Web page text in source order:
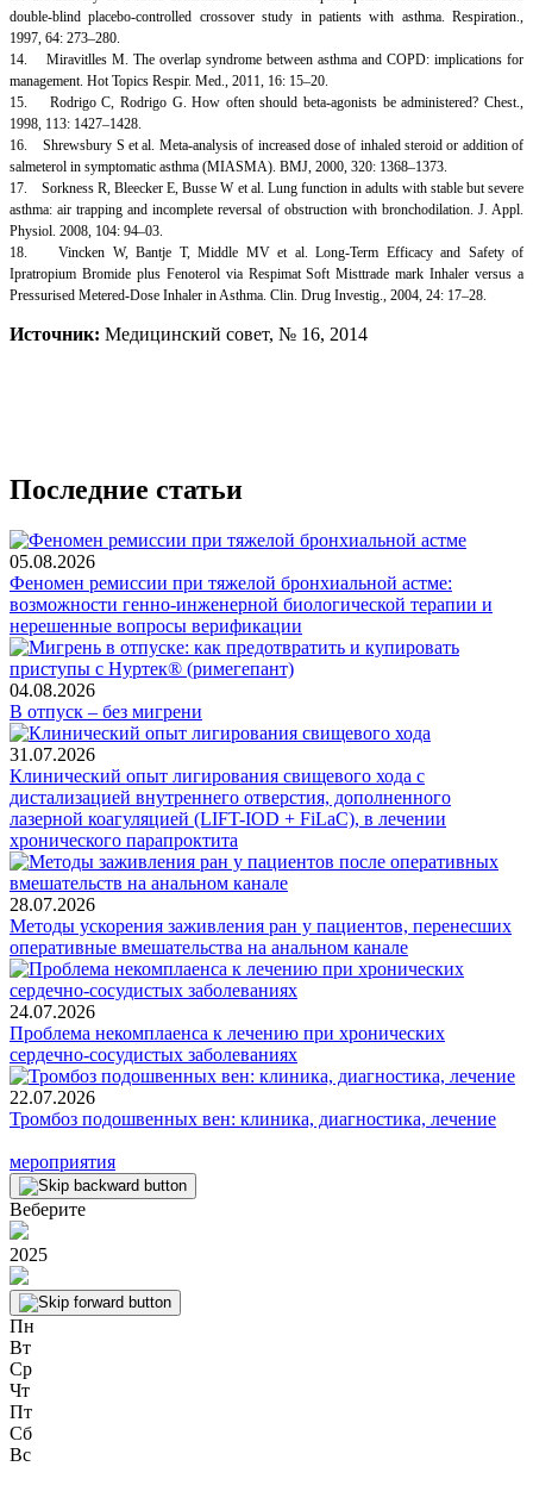
double-blind placebo-controlled crossover study in patients with asthma. Respiration.,
1997, 64: 273–280.
14. Miravitlles M. The overlap syndrome between asthma and COPD: implications for
management. Hot Topics Respir. Med., 2011, 16: 15–20.
15. Rodrigo C, Rodrigo G. How often should beta-agonists be administered? Chest.,
1998, 113: 1427–1428.
16. Shrewsbury S et al. Meta-analysis of increased dose of inhaled steroid or addition of
salmeterol in symptomatic asthma (MIASMA). BMJ, 2000, 320: 1368–1373.
17. Sorkness R, Bleecker E, Busse W et al. Lung function in adults with stable but severe
asthma: air trapping and incomplete reversal of obstruction with bronchodilation. J. Appl.
Physiol. 2008, 104: 94–03.
18. Vincken W, Bantje T, Middle MV et al. Long-Term Efficacy and Safety of
Ipratropium Bromide plus Fenoterol via Respimat Soft Misttrade mark Inhaler versus a
Pressurised Metered-Dose Inhaler in Asthma. Clin. Drug Investig., 2004, 24: 17–28.
Источник: Медицинский совет, № 16, 2014
Последние статьи
05.08.2026
Феномен ремиссии при тяжелой бронхиальной астме:
возможности генно-инженерной биологической терапии и
нерешенные вопросы верификации
04.08.2026
В отпуск – без мигрени
31.07.2026
Клинический опыт лигирования свищевого хода с
дистализацией внутреннего отверстия, дополненного
лазерной коагуляцией (LIFT-IOD + FiLaC), в лечении
хронического парапроктита
28.07.2026
Методы ускорения заживления ран у пациентов, перенесших
оперативные вмешательства на анальном канале
24.07.2026
Проблема некомплаенса к лечению при хронических
сердечно-сосудистых заболеваниях
22.07.2026
Тромбоз подошвенных вен: клиника, диагностика, лечение
мероприятия
Веберите
2025
Пн
Вт
Ср
Чт
Пт
Сб
Вс